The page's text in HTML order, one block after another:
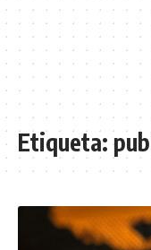
Etiqueta: